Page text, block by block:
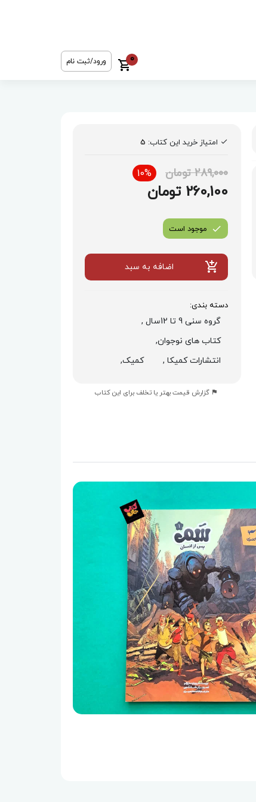
0 ورود/ثبت نام
امتیاز خرید این کتاب: 5
289,000 تومان 10%
260,100 تومان
موجود است
اضافه به سبد
دسته بندی:
گروه سنی 9 تا 12سال ,
کتاب های نوجوان,
انتشارات کمیکا ,
کمیک,
گزارش قیمت بهتر یا تخلف برای این کتاب